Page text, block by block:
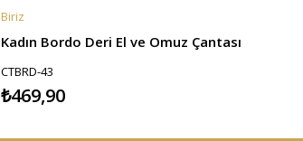
SEPETE EKLE
Biriz
Kadın Bordo Deri El ve Omuz Çantası
CTBRD-43
₺469,90